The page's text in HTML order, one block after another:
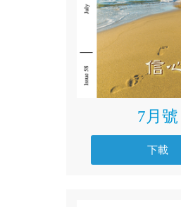
7月號
下載